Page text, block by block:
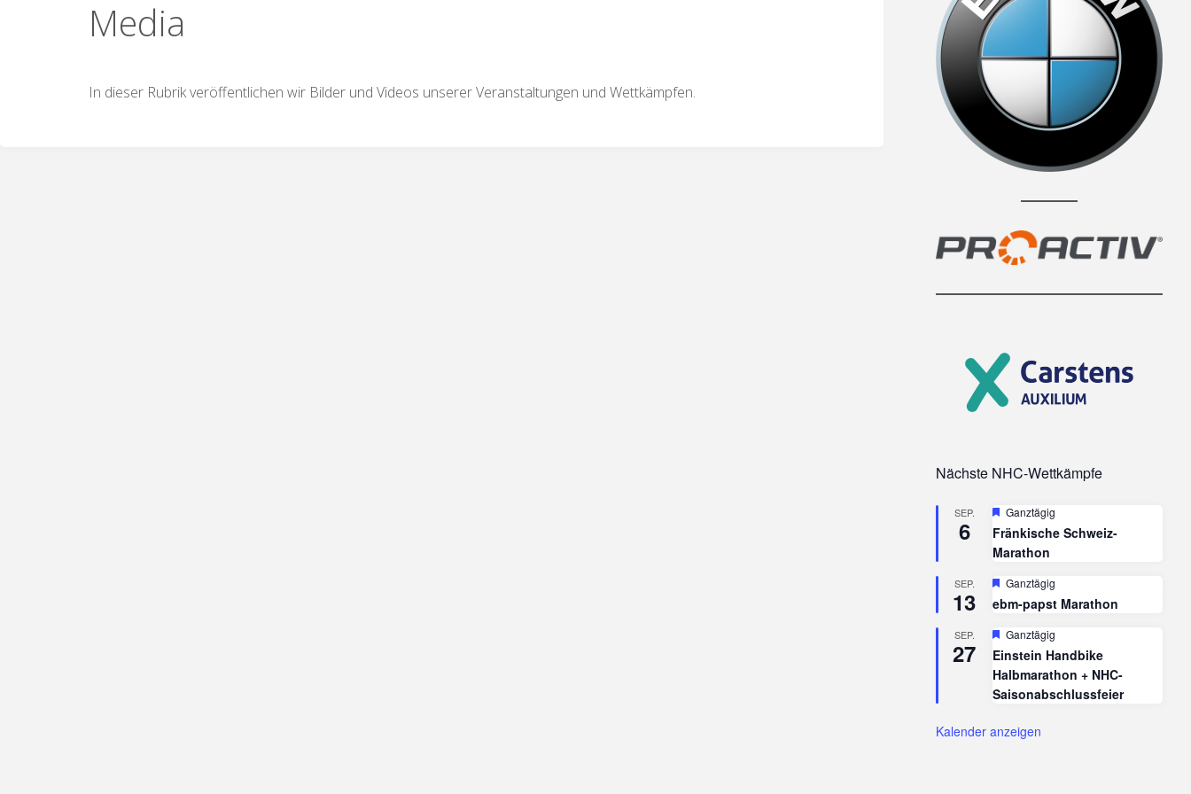
Media
In dieser Rubrik veröffentlichen wir Bilder und Videos unserer Veranstaltungen und Wettkämpfen.
Nächste NHC-Wettkämpfe
SEP.
6
Hervorgehoben
Ganztägig
Fränkische Schweiz-
Marathon
SEP.
13
Hervorgehoben
Ganztägig
ebm-papst Marathon
SEP.
27
Hervorgehoben
Ganztägig
Einstein Handbike
Halbmarathon + NHC-
Saisonabschlussfeier
Kalender anzeigen